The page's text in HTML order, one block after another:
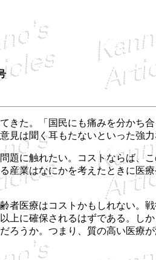
た。「国民にも痛みを分かち
見は聞く耳もたないといった強力
に触れたい。コストならば、
産業はなにかを考えたときに医
医療はコストかもしれない。
上に確保されるはずである。し
ろうか。つまり、質の高い医療